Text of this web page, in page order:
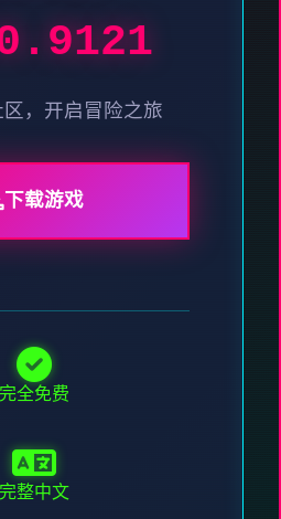
，开启冒险之旅
下载游戏
完全免费
完整中文